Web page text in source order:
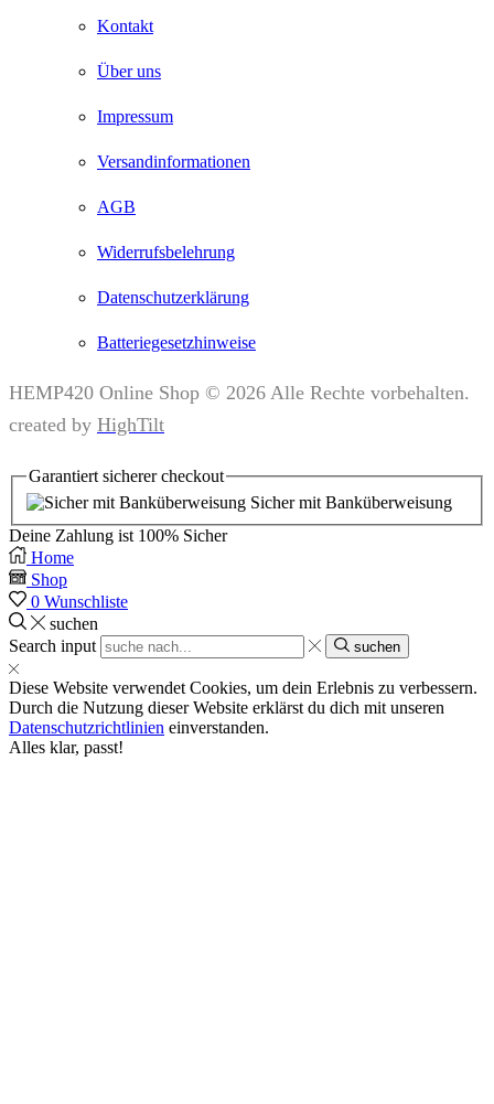
Kontakt
Über uns
Impressum
Versandinformationen
AGB
Widerrufsbelehrung
Datenschutzerklärung
Batteriegesetzhinweise
HEMP420 Online Shop © 2026 Alle Rechte vorbehalten.
created by HighTilt
Garantiert sicherercheckout
Sicher mit Banküberweisung
Deine Zahlung ist 100% Sicher
Home
Shop
0 Wunschliste
suchen
Search input
suchen
Diese Website verwendet Cookies, um dein Erlebnis zu verbessern.
Durch die Nutzung dieser Website erklärst du dich mit unseren
Datenschutzrichtlinien einverstanden.
Alles klar, passt!